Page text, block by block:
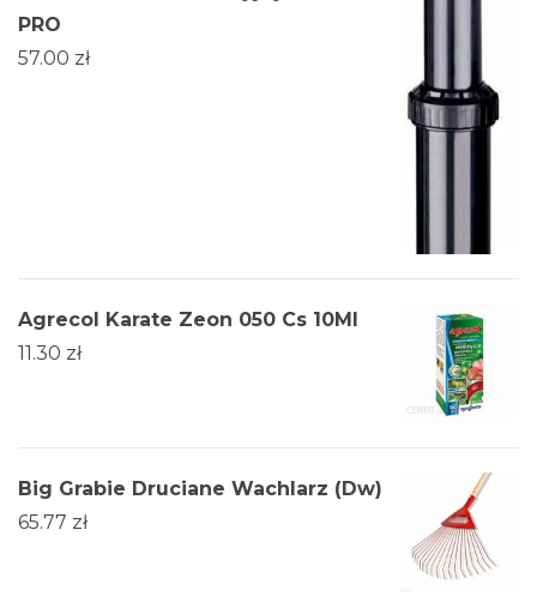
PRO
57.00 zł
Agrecol Karate Zeon 050 Cs 10Ml
11.30 zł
Big Grabie Druciane Wachlarz (Dw)
65.77 zł